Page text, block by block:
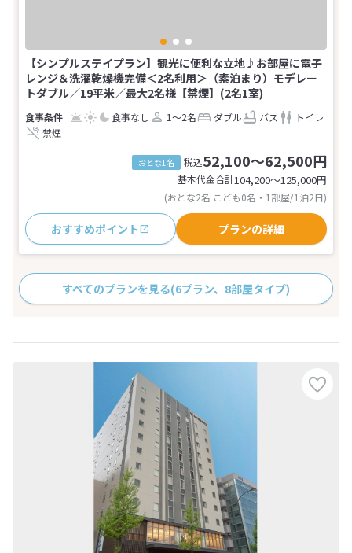
【シンプルステイプラン】観光に便利な立地♪お部屋に電子
レンジ＆洗濯乾燥機完備＜2名利用＞（素泊まり）モデレー
トダブル／19平米／最大2名様【禁煙】(2名1室)
食事なし 1～2名 ダブル バス
トイレ
禁煙
おとな1名 税込52,100～62,500円
基本代金合計104,200〜125,000円
(おとな2名 こども0名・1部屋/1泊2日)
おすすめポイント プランの詳細
すべてのプランを見る(6プラン、8部屋タイプ)